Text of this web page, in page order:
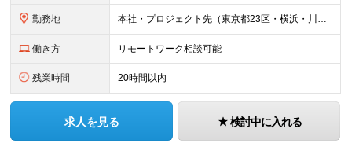
勤務地 本社・プロジェクト先（東京都23区・横浜・川崎・千葉・埼玉が中心）いずれかでの勤務となります（常駐は全体の1割程度！） 《本社》東京都港区虎ノ門3-5-1 虎ノ門37森ビル12F ※(変更の範囲)
働き方 リモートワーク相談可能
残業時間 20時間以内
求人を見る 検討中に入れる